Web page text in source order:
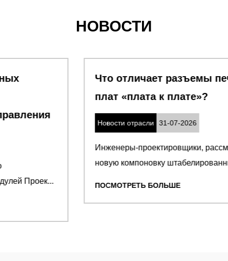
НОВОСТИ
Что отличает разъемы печатных
плат «плата к плате»
31-07-2026
Инженеры-проектировщики, рассматривающие
новую компоновку штабелированных пла...
ПОСМОТРЕТЬ БОЛЬШЕ